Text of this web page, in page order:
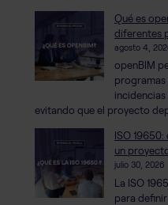
Qué es
diferentes
agosto 4,
openBIM
evitando que el proyecto
ISO
un
julio 30, 2026
La ISO
para